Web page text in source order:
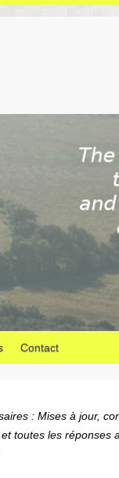
Contact
: Mises à jour,
toutes les réponses